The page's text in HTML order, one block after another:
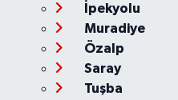
İpekyolu
Muradiye
Özalp
Saray
Tuşba